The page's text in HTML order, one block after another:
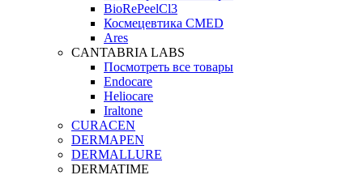
BioRePeelCl3
Космецевтика CMED
Ares
CANTABRIA LABS
Посмотреть все товары
Endocare
Heliocare
Iraltone
CURACEN
DERMAPEN
DERMALLURE
DERMATIME